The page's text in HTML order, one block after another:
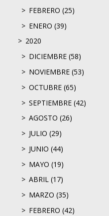
FEBRERO (25)
ENERO (39)
2020
DICIEMBRE (58)
NOVIEMBRE (53)
OCTUBRE (65)
SEPTIEMBRE (42)
AGOSTO (26)
JULIO (29)
JUNIO (44)
MAYO (19)
ABRIL (17)
MARZO (35)
FEBRERO (42)